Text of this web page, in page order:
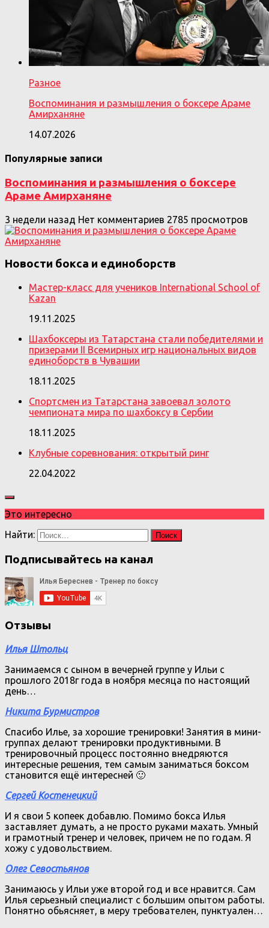
Разное
Воспоминания и размышления о боксере Араме
Амирханяне
14.07.2026
Популярные записи
Воспоминания и размышления о боксере
Араме Амирханяне
3 недели назад Нет комментариев 2785 просмотров
Новости бокса и единоборств
Мастер-класс для учеников International School of
Kazan
19.11.2025
Шахбоксеры из Татарстана стали победителями и
призерами II Всемирных игр национальных видов
единоборств в Чувашии
18.11.2025
Спортсмен из Татарстана завоевал золото
чемпионата мира по шахбоксу в Сербии
18.11.2025
Клубные соревнования: открытый ринг
22.04.2022
Это интересно
Найти:
Подписывайтесь на канал
Отзывы
Илья Штольц
Занимаемся с сыном в вечерней группе у Ильи с
прошлого 2018г года в ноября месяца по настоящий
день…
Никита Бурмистров
Спасибо Илье, за хорошие тренировки! Занятия в мини-
группах делают тренировки продуктивными. В
тренировочный процесс постоянно внедряются
интересные решения, тем самым заниматься боксом
становится ещё интересней 🙂
Сергей Костенецкий
И я свои 5 копеек добавлю. Помимо бокса Илья
заставляет думать, а не просто руками махать. Умный
и грамотный тренер и человек, причем не по годам. Я
хожу с удовольствием.
Олег Севостьянов
Занимаюсь у Ильи уже второй год и все нравится. Сам
Илья серьезный специалист с большим опытом работы.
Понятно обьясняет, в меру требователен, пунктуален…